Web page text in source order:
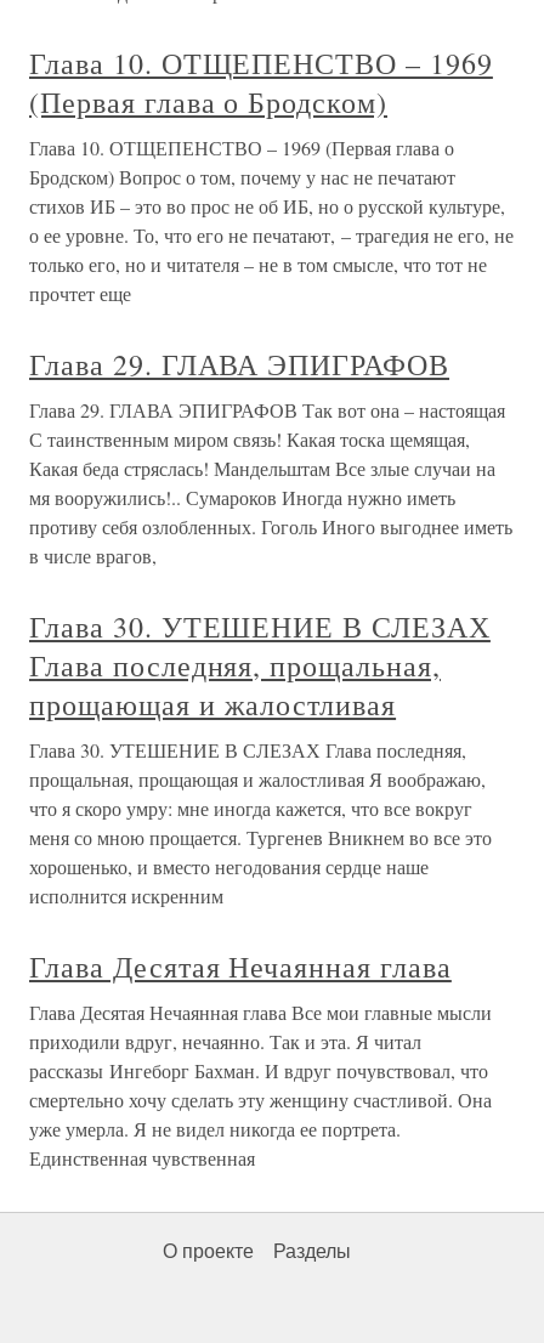
Глава 10. ОТЩЕПЕНСТВО – 1969
(Первая глава о Бродском)
Глава 10. ОТЩЕПЕНСТВО – 1969 (Первая глава о
Бродском) Вопрос о том, почему у нас не печатают
стихов ИБ – это во прос не об ИБ, но о русской культуре,
о ее уровне. То, что его не печатают, – трагедия не его, не
только его, но и читателя – не в том смысле, что тот не
прочтет еще
Глава 29. ГЛАВА ЭПИГРАФОВ
Глава 29. ГЛАВА ЭПИГРАФОВ Так вот она – настоящая
С таинственным миром связь! Какая тоска щемящая,
Какая беда стряслась! Мандельштам Все злые случаи на
мя вооружились!.. Сумароков Иногда нужно иметь
противу себя озлобленных. Гоголь Иного выгоднее иметь
в числе врагов,
Глава 30. УТЕШЕНИЕ В СЛЕЗАХ
Глава последняя, прощальная,
прощающая и жалостливая
Глава 30. УТЕШЕНИЕ В СЛЕЗАХ Глава последняя,
прощальная, прощающая и жалостливая Я воображаю,
что я скоро умру: мне иногда кажется, что все вокруг
меня со мною прощается. Тургенев Вникнем во все это
хорошенько, и вместо негодования сердце наше
исполнится искренним
Глава Десятая Нечаянная глава
Глава Десятая Нечаянная глава Все мои главные мысли
приходили вдруг, нечаянно. Так и эта. Я читал
рассказы Ингеборг Бахман. И вдруг почувствовал, что
смертельно хочу сделать эту женщину счастливой. Она
уже умерла. Я не видел никогда ее портрета.
Единственная чувственная
О проекте Разделы